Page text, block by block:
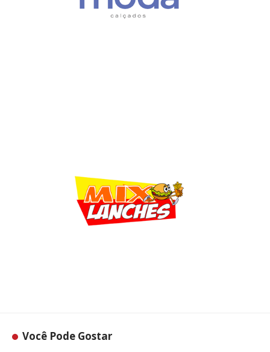
Você Pode Gostar